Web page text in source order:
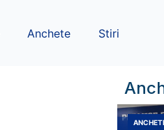
Anchete Stiri